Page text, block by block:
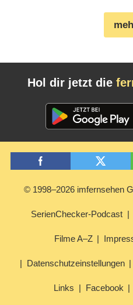
Hol dir jetzt die
© 1998–2026 imfernsehen
SerienChecker-Podcast
Filme A–Z
Datenschutzeinstellungen
Links Facebook